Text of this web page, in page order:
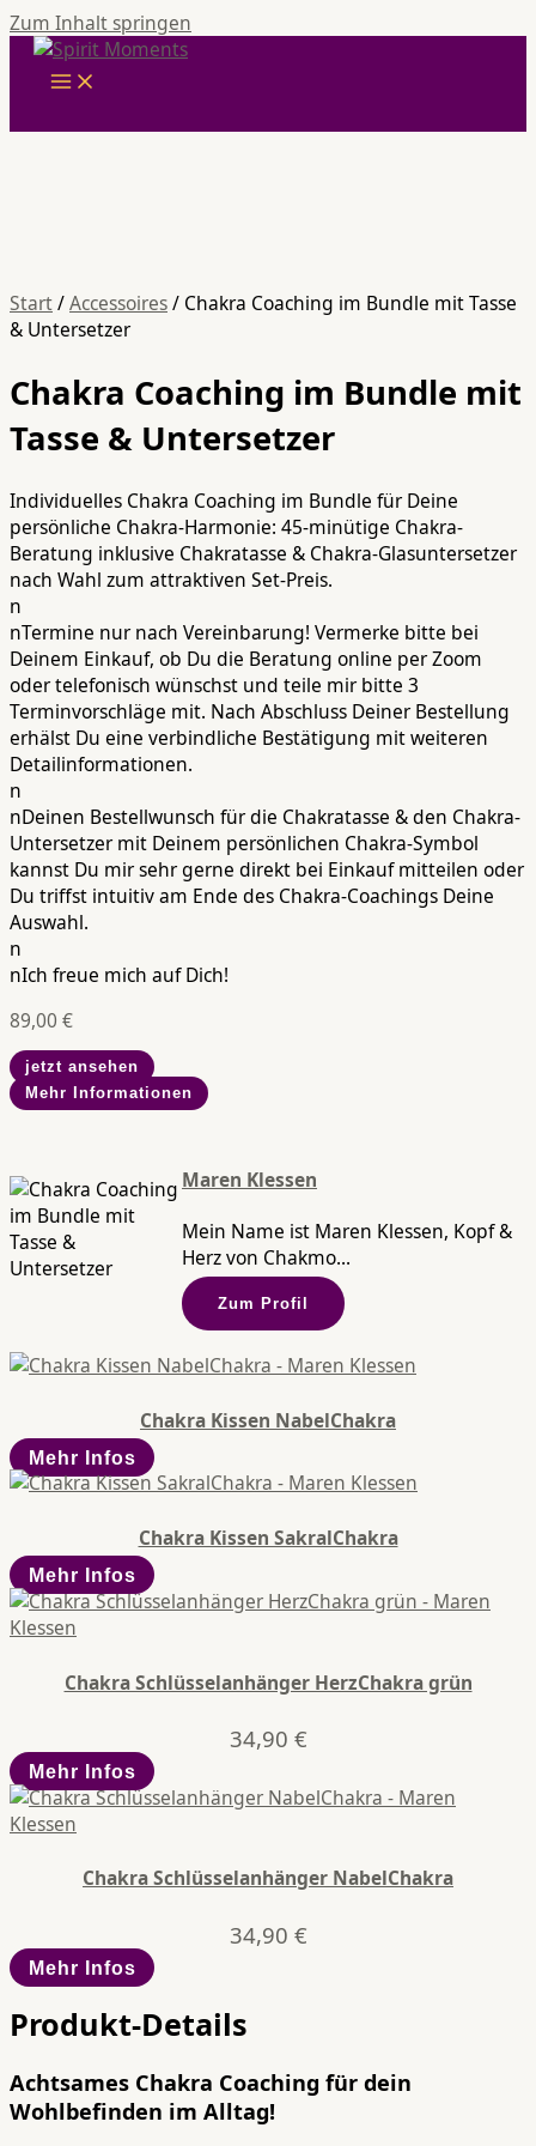
Zum Inhalt springen
Start/Accessoires/ Chakra Coaching im Bundle mit Tasse
& Untersetzer
Chakra Coaching im Bundle mit
Tasse & Untersetzer
Individuelles Chakra Coaching im Bundle für Deine
persönliche Chakra-Harmonie: 45-minütige Chakra-
Beratung inklusive Chakratasse & Chakra-Glasuntersetzer
nach Wahl zum attraktiven Set-Preis.
n
nTermine nur nach Vereinbarung! Vermerke bitte bei
Deinem Einkauf, ob Du die Beratung online per Zoom
oder telefonisch wünschst und teile mir bitte 3
Terminvorschläge mit. Nach Abschluss Deiner Bestellung
erhälst Du eine verbindliche Bestätigung mit weiteren
Detailinformationen.
n
nDeinen Bestellwunsch für die Chakratasse & den Chakra-
Untersetzer mit Deinem persönlichen Chakra-Symbol
kannst Du mir sehr gerne direkt bei Einkauf mitteilen oder
Du triffst intuitiv am Ende des Chakra-Coachings Deine
Auswahl.
n
nIch freue mich auf Dich!
89,00 €
jetzt ansehen
Mehr Informationen
Maren Klessen
Mein Name ist Maren Klessen, Kopf &
Herz von Chakmo...
Zum Profil
Chakra Kissen NabelChakra
Mehr Infos
Chakra Kissen SakralChakra
Mehr Infos
Chakra Schlüsselanhänger HerzChakra grün
34,90 €
Mehr Infos
Chakra Schlüsselanhänger NabelChakra
34,90 €
Mehr Infos
Produkt-Details
Achtsames Chakra Coaching für dein
Wohlbefinden im Alltag!